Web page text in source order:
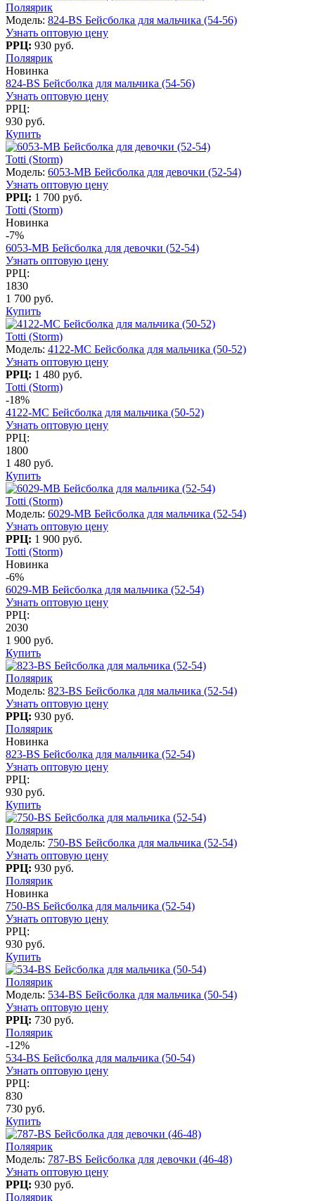
Поляярик
Модель: 824-BS Бейсболка для мальчика (54-56)
Узнать оптовую цену
РРЦ: 930 руб.
Поляярик
Новинка
824-BS Бейсболка для мальчика (54-56)
Узнать оптовую цену
РРЦ:
930 руб.
Купить
Totti (Storm)
Модель: 6053-МB Бейсболка для девочки (52-54)
Узнать оптовую цену
РРЦ: 1 700 руб.
Totti (Storm)
Новинка
-7%
6053-МB Бейсболка для девочки (52-54)
Узнать оптовую цену
РРЦ:
1830
1 700 руб.
Купить
Totti (Storm)
Модель: 4122-МС Бейсболка для мальчика (50-52)
Узнать оптовую цену
РРЦ: 1 480 руб.
Totti (Storm)
-18%
4122-МС Бейсболка для мальчика (50-52)
Узнать оптовую цену
РРЦ:
1800
1 480 руб.
Купить
Totti (Storm)
Модель: 6029-MB Бейсболка для мальчика (52-54)
Узнать оптовую цену
РРЦ: 1 900 руб.
Totti (Storm)
Новинка
-6%
6029-MB Бейсболка для мальчика (52-54)
Узнать оптовую цену
РРЦ:
2030
1 900 руб.
Купить
Поляярик
Модель: 823-BS Бейсболка для мальчика (52-54)
Узнать оптовую цену
РРЦ: 930 руб.
Поляярик
Новинка
823-BS Бейсболка для мальчика (52-54)
Узнать оптовую цену
РРЦ:
930 руб.
Купить
Поляярик
Модель: 750-BS Бейсболка для мальчика (52-54)
Узнать оптовую цену
РРЦ: 930 руб.
Поляярик
Новинка
750-BS Бейсболка для мальчика (52-54)
Узнать оптовую цену
РРЦ:
930 руб.
Купить
Поляярик
Модель: 534-BS Бейсболка для мальчика (50-54)
Узнать оптовую цену
РРЦ: 730 руб.
Поляярик
-12%
534-BS Бейсболка для мальчика (50-54)
Узнать оптовую цену
РРЦ:
830
730 руб.
Купить
Поляярик
Модель: 787-BS Бейсболка для девочки (46-48)
Узнать оптовую цену
РРЦ: 930 руб.
Поляярик